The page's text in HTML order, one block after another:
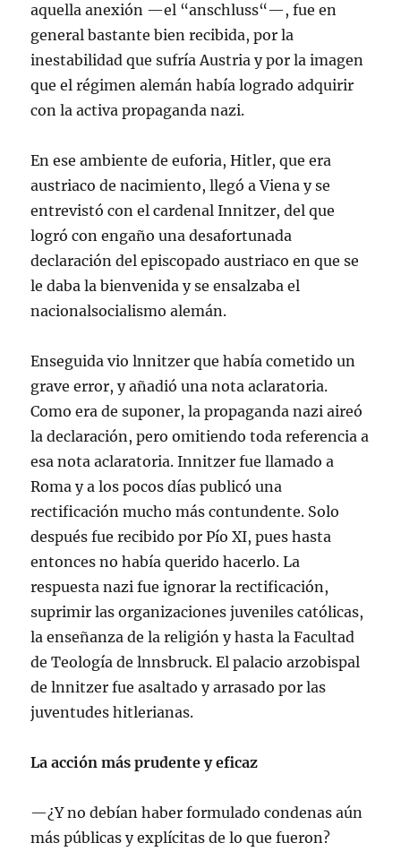
aquella anexión —el “anschluss“—, fue en
general bastante bien recibida, por la
inestabilidad que sufría Austria y por la imagen
que el régimen alemán había logrado adquirir
con la activa propaganda nazi.
En ese ambiente de euforia, Hitler, que era
austriaco de nacimiento, llegó a Viena y se
entrevistó con el cardenal Innitzer, del que
logró con engaño una desafortunada
declaración del episcopado austriaco en que se
le daba la bienvenida y se ensalzaba el
nacionalsocialismo alemán.
Enseguida vio lnnitzer que había cometido un
grave error, y añadió una nota aclaratoria.
Como era de suponer, la propaganda nazi aireó
la declaración, pero omitiendo toda referencia a
esa nota aclaratoria. Innitzer fue llamado a
Roma y a los pocos días publicó una
rectificación mucho más contundente. Solo
después fue recibido por Pío XI, pues hasta
entonces no había querido hacerlo. La
respuesta nazi fue ignorar la rectificación,
suprimir las organizaciones juveniles católicas,
la enseñanza de la religión y hasta la Facultad
de Teología de lnnsbruck. El palacio arzobispal
de lnnitzer fue asaltado y arrasado por las
juventudes hitlerianas.
La acción más prudente y eficaz
—¿Y no debían haber formulado condenas aún
más públicas y explícitas de lo que fueron?